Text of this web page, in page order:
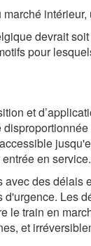
devrait
pour
et
en service.
des
Les
le train en
et